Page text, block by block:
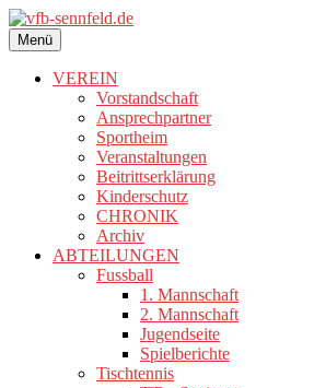
Zum
Inhalt
springen
vfb-sennfeld.de
Menü
VEREIN
Vorstandschaft
Ansprechpartner
Sportheim
Veranstaltungen
Beitrittserklärung
Kinderschutz
CHRONIK
Archiv
ABTEILUNGEN
Fussball
1. Mannschaft
2. Mannschaft
Jugendseite
Spielberichte
Tischtennis